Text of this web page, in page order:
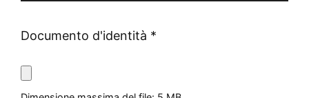
Documento d'identità *